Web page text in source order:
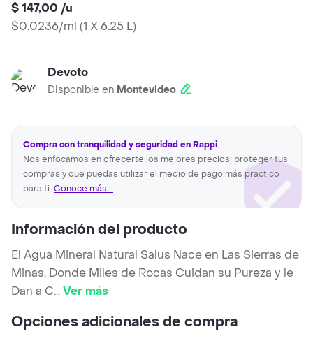
$ 147,00 /u
$0.0236/ml (1 X 6.25 L)
Devoto
Disponible en Montevideo
Compra con tranquilidad y seguridad en Rappi
Nos enfocamos en ofrecerte los mejores precios, proteger tus
compras y que puedas utilizar el medio de pago más practico
para ti. Conoce más...
Información del producto
El Agua Mineral Natural Salus Nace en Las Sierras de
Minas, Donde Miles de Rocas Cuidan su Pureza y le
Dan a C...Ver más
Opciones adicionales de compra